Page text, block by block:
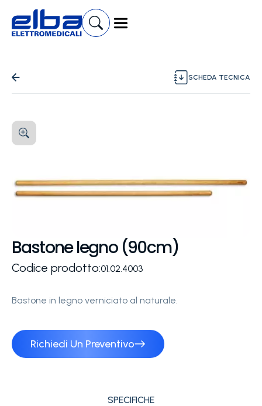
SCHEDA TECNICA
Bastone legno (90cm)
Codice prodotto:01.02.4003
Bastone in legno verniciato al naturale.
Richiedi Un Preventivo
SPECIFICHE